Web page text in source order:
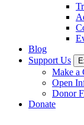
Blog
Support Us
Make a
Open
Donor
Donate